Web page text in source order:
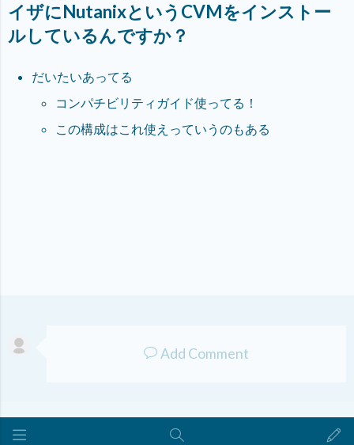
イザにNutanixというCVMをインストー
ルしているんですか？
だいたいあってる
コンパチビリティガイド使ってる！
この構成はこれ使えっていうのもある
Add Comment
Created at